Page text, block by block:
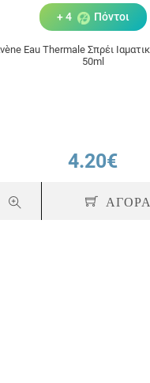
+ 4 Πόντοι
Eau Thermale Σπρέι
50ml
4.20€
ΑΓΟΡΑ